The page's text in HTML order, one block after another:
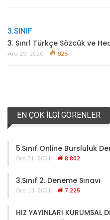
3.SINIF
3. Sınıf Türkçe Sözcük ve
Ara 29, 2020 825
EN ÇOK İLGI GÖRENLER
5.Sınıf Online Bursluluk
Oca 31, 2021 8.802
3.Sınıf 2. Deneme Sınavı
Oca 13, 2021 7.225
HIZ YAYINLARI KURUMSAL